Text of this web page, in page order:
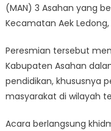
(MAN) 3 Asahan yang
Kecamatan Aek
Peresmian tersebut
Kabupaten Asahan
pendidikan, khususnya
masyarakat di wilayah
Acara berlangsung